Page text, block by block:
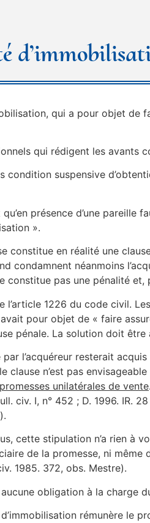
qui a pour objet de
qui rédigent les avants
suspensive
présence d’une pareille
».
constitue en réalité une
condamnent néanmoins
pas une pénalité et,
l’article 1226 du code civil.
pour objet de « faire
pénale. La solution doit être
l’acquéreur resterait
clause n’est pas
unilatérales de vente.
civ. I, n° 452 ; D. 1996. IR.
cette stipulation n’a rien à
de la promesse, ni
1985. 372, obs. Mestre).
obligation à la charge
rémunère le